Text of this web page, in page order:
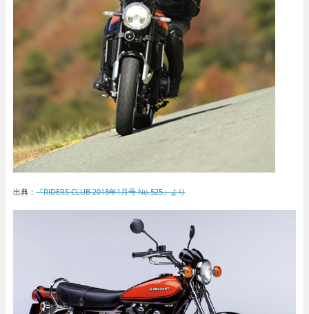
出典： 『RIDERS CLUB 2018年1月号 No.525』より